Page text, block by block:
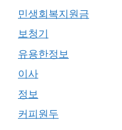
민생회복지원금
보청기
유용한정보
이사
정보
커피원두